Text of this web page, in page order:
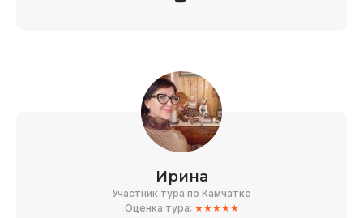
Ирина
Участник тура по Камчатке
Оценка тура: ★★★★★